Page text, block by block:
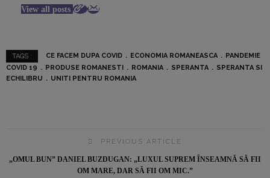
View all posts
TAGS : CE FACEM DUPA COVID ECONOMIA ROMANEASCA
PANDEMIE
COVID 19
PRODUSE ROMANESTI ROMANIA SPERANTA
SPERANTA SI
ECHILIBRU
UNITI PENTRU ROMANIA
PREVIOUS ARTICLE
„OMUL BUN” DANIEL BUZDUGAN: „LUXUL SUPREM ÎNSEAMNĂ SĂ FII
OM MARE, DAR SĂ FII OM MIC.”